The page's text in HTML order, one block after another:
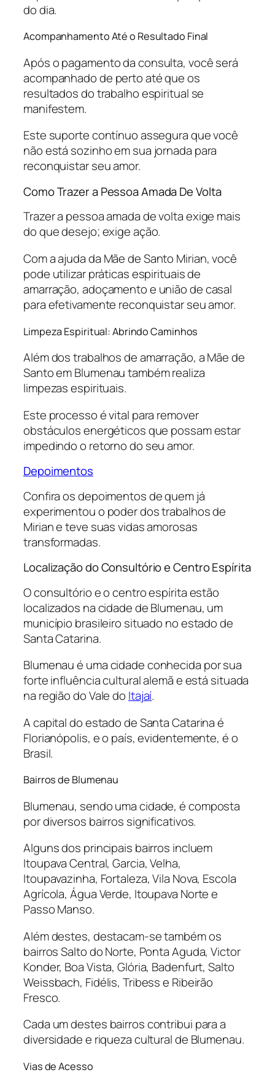
do dia.
Acompanhamento Até o Resultado Final
Após o pagamento da consulta, você será
acompanhado de perto até que os
resultados do trabalho espiritual se
manifestem.
Este suporte contínuo assegura que você
não está sozinho em sua jornada para
reconquistar seu amor.
Como Trazer a Pessoa Amada De Volta
Trazer a pessoa amada de volta exige mais
do que desejo; exige ação.
Com a ajuda da Mãe de Santo Mirian, você
pode utilizar práticas espirituais de
amarração, adoçamento e união de casal
para efetivamente reconquistar seu amor.
Limpeza Espiritual: Abrindo Caminhos
Além dos trabalhos de amarração, a Mãe de
Santo em Blumenau também realiza
limpezas espirituais.
Este processo é vital para remover
obstáculos energéticos que possam estar
impedindo o retorno do seu amor.
Depoimentos
Confira os depoimentos de quem já
experimentou o poder dos trabalhos de
Mirian e teve suas vidas amorosas
transformadas.
Localização do Consultório e Centro Espírita
O consultório e o centro espírita estão
localizados na cidade de Blumenau, um
município brasileiro situado no estado de
Santa Catarina.
Blumenau é uma cidade conhecida por sua
forte influência cultural alemã e está situada
na região do Vale do Itajaí.
A capital do estado de Santa Catarina é
Florianópolis, e o país, evidentemente, é o
Brasil.
Bairros de Blumenau
Blumenau, sendo uma cidade, é composta
por diversos bairros significativos.
Alguns dos principais bairros incluem
Itoupava Central, Garcia, Velha,
Itoupavazinha, Fortaleza, Vila Nova, Escola
Agrícola, Água Verde, Itoupava Norte e
Passo Manso.
Além destes, destacam-se também os
bairros Salto do Norte, Ponta Aguda, Victor
Konder, Boa Vista, Glória, Badenfurt, Salto
Weissbach, Fidélis, Tribess e Ribeirão
Fresco.
Cada um destes bairros contribui para a
diversidade e riqueza cultural de Blumenau.
Vias de Acesso